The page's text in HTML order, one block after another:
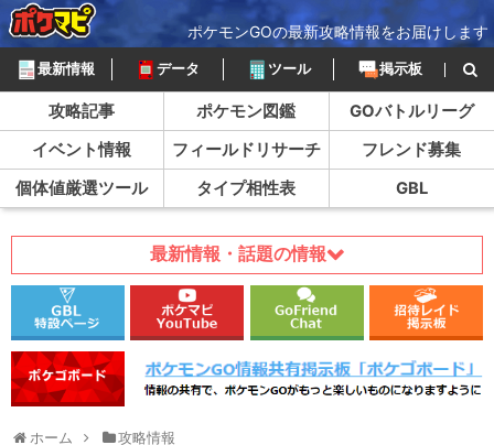
ポケモンGOの最新攻略情報をお届けします
最新情報 データ ツール 掲示板
攻略記事 ポケモン図鑑
GOバトルリーグ
イベント情報
フィールドリサーチ
フレンド募集
個体値厳選ツール
タイプ相性表 GBL
最新情報・話題の情報
ホーム 攻略情報